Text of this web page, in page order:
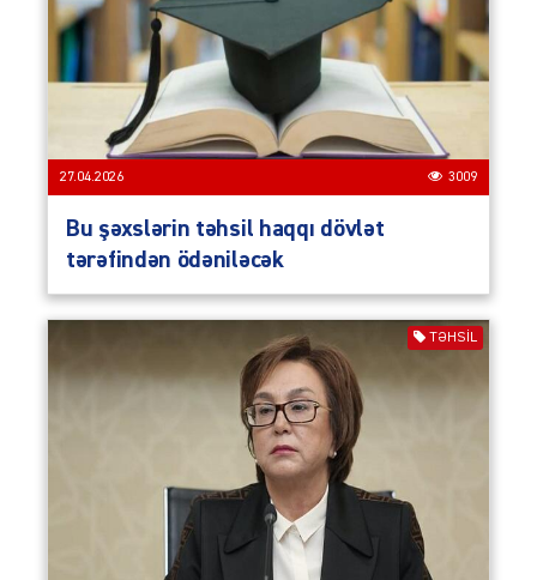
27.04.2026 3009
Bu şəxslərin təhsil haqqı dövlət
tərəfindən ödəniləcək
TƏHSIL